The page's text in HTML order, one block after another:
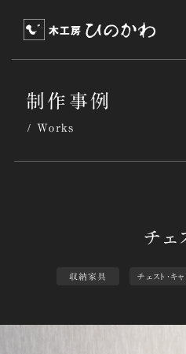
制作事例
Works
収納家具 チェスト・キャ